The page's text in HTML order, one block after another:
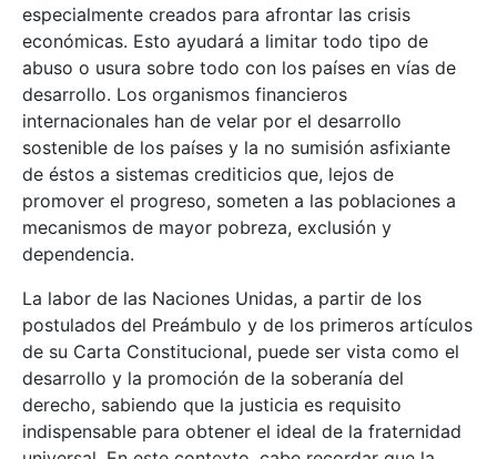
especialmente creados para afrontar las crisis
económicas. Esto ayudará a limitar todo tipo de
abuso o usura sobre todo con los países en vías de
desarrollo. Los organismos financieros
internacionales han de velar por el desarrollo
sostenible de los países y la no sumisión asfixiante
de éstos a sistemas crediticios que, lejos de
promover el progreso, someten a las poblaciones a
mecanismos de mayor pobreza, exclusión y
dependencia.
La labor de las Naciones Unidas, a partir de los
postulados del Preámbulo y de los primeros artículos
de su Carta Constitucional, puede ser vista como el
desarrollo y la promoción de la soberanía del
derecho, sabiendo que la justicia es requisito
indispensable para obtener el ideal de la fraternidad